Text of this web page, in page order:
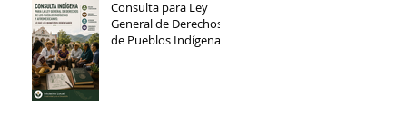
Consulta para Ley
General de Derechos
de Pueblos Indígenas